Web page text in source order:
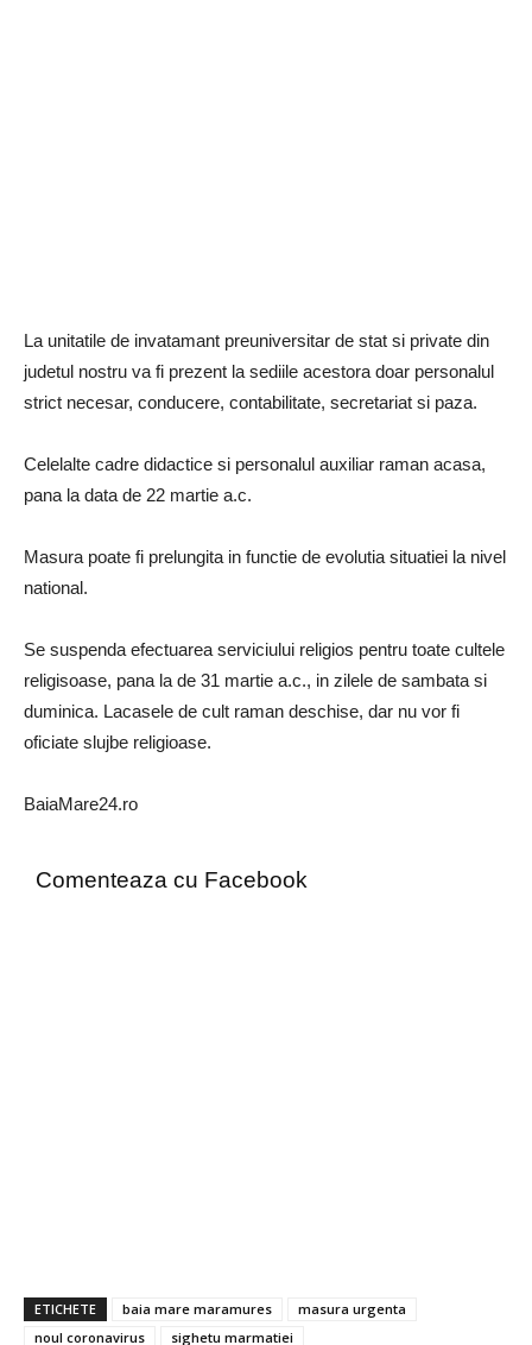
La unitatile de invatamant preuniversitar de stat si private din
judetul nostru va fi prezent la sediile acestora doar personalul
strict necesar, conducere, contabilitate, secretariat si paza.
Celelalte cadre didactice si personalul auxiliar raman acasa,
pana la data de 22 martie a.c.
Masura poate fi prelungita in functie de evolutia situatiei la nivel
national.
Se suspenda efectuarea serviciului religios pentru toate cultele
religisoase, pana la de 31 martie a.c., in zilele de sambata si
duminica. Lacasele de cult raman deschise, dar nu vor fi
oficiate slujbe religioase.
BaiaMare24.ro
Comenteaza cu Facebook
ETICHETE baia mare maramures
masura urgenta
noul coronavirus
sighetu marmatiei